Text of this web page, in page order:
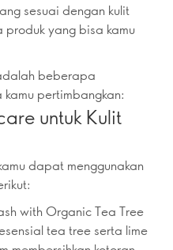
sesuai dengan kulit
yang bisa kamu
beberapa
pertimbangkan:
untuk Kulit
dapat menggunakan
with Organic Tea Tree
tea tree serta lime